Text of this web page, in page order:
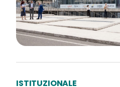
ISTITUZIONALE